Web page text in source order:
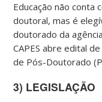
Educação não conta
doutoral, mas é
doutorado da
CAPES abre edital
de Pós-Doutorado
3) LEGISLAÇÃO